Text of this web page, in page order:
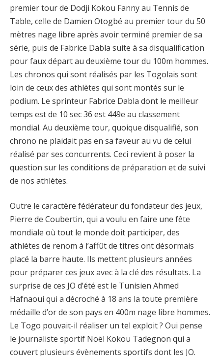
premier tour de Dodji Kokou Fanny au Tennis de
Table, celle de Damien Otogbé au premier tour du 50
mètres nage libre après avoir terminé premier de sa
série, puis de Fabrice Dabla suite à sa disqualification
pour faux départ au deuxième tour du 100m hommes.
Les chronos qui sont réalisés par les Togolais sont
loin de ceux des athlètes qui sont montés sur le
podium. Le sprinteur Fabrice Dabla dont le meilleur
temps est de 10 sec 36 est 449e au classement
mondial. Au deuxième tour, quoique disqualifié, son
chrono ne plaidait pas en sa faveur au vu de celui
réalisé par ses concurrents. Ceci revient à poser la
question sur les conditions de préparation et de suivi
de nos athlètes.
Outre le caractère fédérateur du fondateur des jeux,
Pierre de Coubertin, qui a voulu en faire une fête
mondiale où tout le monde doit participer, des
athlètes de renom à l’affût de titres ont désormais
placé la barre haute. Ils mettent plusieurs années
pour préparer ces jeux avec à la clé des résultats. La
surprise de ces JO d’été est le Tunisien Ahmed
Hafnaoui qui a décroché à 18 ans la toute première
médaille d’or de son pays en 400m nage libre hommes.
Le Togo pouvait-il réaliser un tel exploit ? Oui pense
le journaliste sportif Noël Kokou Tadegnon qui a
couvert plusieurs évènements sportifs dont les JO.